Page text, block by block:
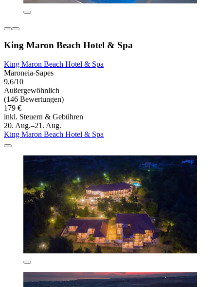
King Maron Beach Hotel & Spa
King Maron Beach Hotel & Spa
Maroneia-Sapes
9,6/10
Außergewöhnlich
(146 Bewertungen)
179 €
inkl. Steuern & Gebühren
20. Aug.–21. Aug.
King Maron Beach Hotel & Spa